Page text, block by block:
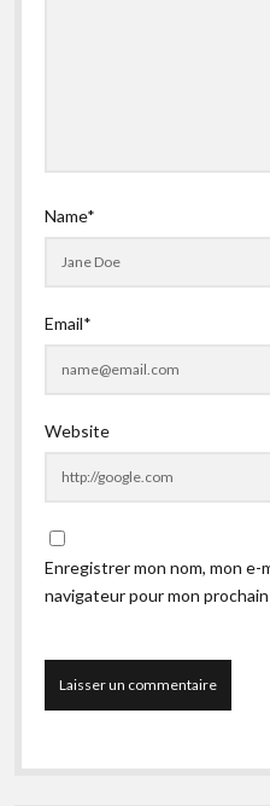
Name*
Email*
Website
Enregistrer mon nom, mon e-
navigateur pour mon